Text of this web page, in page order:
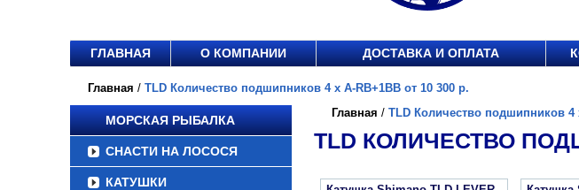
ГЛАВНАЯ О КОМПАНИИ ДОСТАВКА И ОПЛАТА
Главная / TLD Количество подшипников 4 х A-RB+1BB от 10 300 р.
МОРСКАЯ РЫБАЛКА
СНАСТИ НА ЛОСОСЯ
КАТУШКИ
Главная / TLD Количество подшипников 4
TLD КОЛИЧЕСТВО